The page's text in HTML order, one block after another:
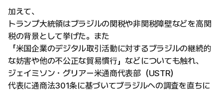
加えて、
トランプ大統領はブラジルの関税や非関税障壁などを高関
税の背景として挙げた。また
「米国企業のデジタル取引活動に対するブラジルの継続的
な妨害や他の不公正な貿易慣行」などについても触れ、
ジェイミソン・グリアー米通商代表部（USTR）
代表に通商法301条に基づいてブラジルへの調査を直ちに